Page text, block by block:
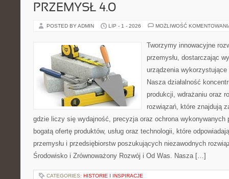
PRZEMYSŁ 4.0
POSTED BY ADMIN LIP - 1 - 2026 MOŻLIWOŚĆ
Tworzymy innowacyjne
przemysłu, dostarczając
urządzenia
Nasza działalność
produkcji, wdrażaniu oraz
rozwiązań, które znajdują
gdzie liczy się wydajność, precyzja oraz ochrona wykonywanych
bogatą ofertę produktów, usług oraz technologii, które
przemysłu i przedsiębiorstw poszukujących niezawodnych
Środowisko i Zrównoważony Rozwój i Od Was. Nasza […]
CATEGORIES: HISTORIE I INSPIRACJE